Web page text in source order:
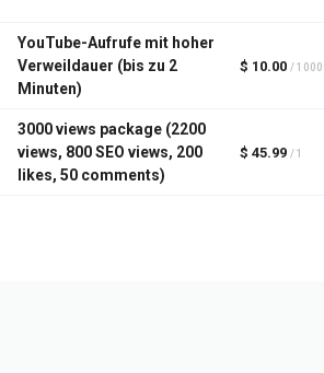
YouTube-Aufrufe mit hoher
Verweildauer (bis zu 2
Minuten)
$ 10.00 / 1000
3000 views package (2200
views, 800 SEO views, 200
likes, 50 comments)
$ 45.99 / 1